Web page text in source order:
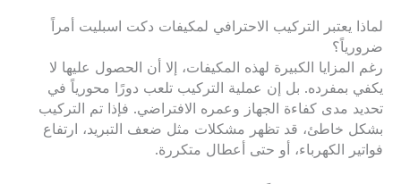
لماذا يعتبر التركيب الاحترافي لمكيفات دكت اسبليت أمراً
ضرورياً؟
رغم المزايا الكبيرة لهذه المكيفات، إلا أن الحصول عليها لا
يكفي بمفرده. بل إن عملية التركيب تلعب دورًا محورياً في
تحديد مدى كفاءة الجهاز وعمره الافتراضي. فإذا تم التركيب
بشكل خاطئ، قد تظهر مشكلات مثل ضعف التبريد، ارتفاع
فواتير الكهرباء، أو حتى أعطال متكررة.